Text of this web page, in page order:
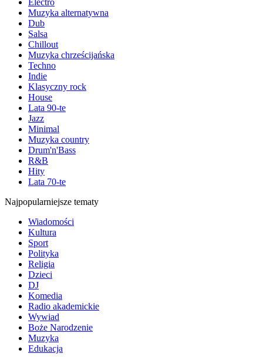
Electro
Muzyka alternatywna
Dub
Salsa
Chillout
Muzyka chrześcijańska
Techno
Indie
Klasyczny rock
House
Lata 90-te
Jazz
Minimal
Muzyka country
Drum'n'Bass
R&B
Hity
Lata 70-te
Najpopularniejsze tematy
Wiadomości
Kultura
Sport
Polityka
Religia
Dzieci
DJ
Komedia
Radio akademickie
Wywiad
Boże Narodzenie
Muzyka
Edukacja